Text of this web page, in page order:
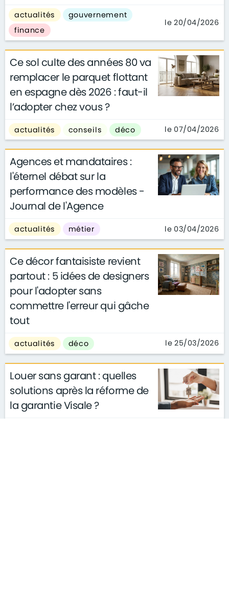
actualités
gouvernement
finance
le 20/04/2026
Ce sol culte des années 80 va
remplacer le parquet flottant
en espagne dès 2026 : faut-il
l’adopter chez vous ?
actualités conseils déco le 07/04/2026
Agences et mandataires :
l'éternel débat sur la
performance des modèles -
Journal de l'Agence
actualités métier le 03/04/2026
Ce décor fantaisiste revient
partout : 5 idées de designers
pour l'adopter sans
commettre l'erreur qui gâche
tout
actualités déco le 25/03/2026
Louer sans garant : quelles
solutions après la réforme de
la garantie Visale ?